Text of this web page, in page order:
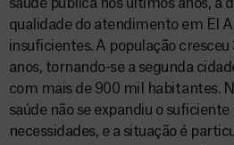
saúde pública nos últimos anos, a
qualidade do atendimento em El
insuficientes. A população
anos, tornando-se a segunda
com mais de 900 mil habitantes.
saúde não se expandiu o
necessidades, e a situação é